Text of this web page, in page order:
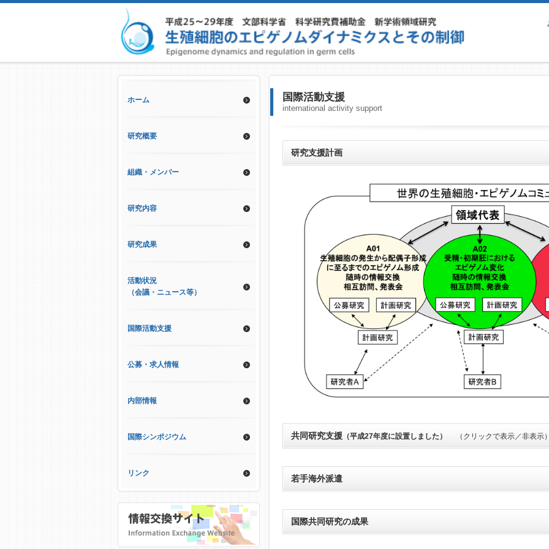
国際活動支援
international activity support
研究支援計画
共同研究支援 （平成27年度に設置しました） （クリックで表示／非表示
若手海外派遣
国際共同研究の成果
ホーム
研究概要
組織・メンバー
研究内容
研究成果
活動状況
（会議・ニュース等）
国際活動支援
公募・求人情報
内部情報
国際シンポジウム
リンク